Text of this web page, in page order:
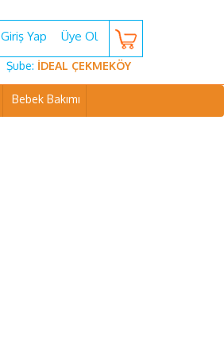
Giriş Yap Üye Ol
Şube: İDEAL ÇEKMEKÖY
Bebek Bakımı